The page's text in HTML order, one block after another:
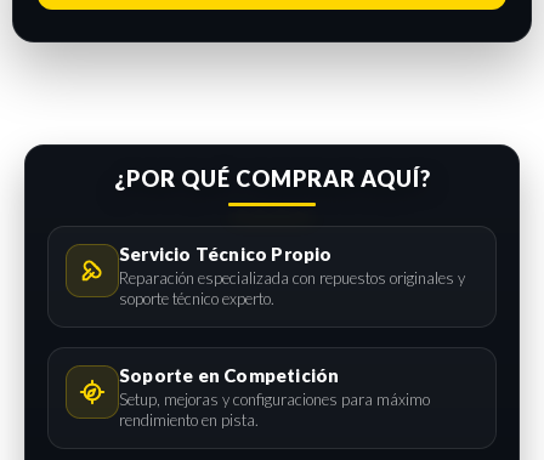
¿POR QUÉ COMPRAR AQUÍ?
Servicio Técnico Propio
Reparación especializada con repuestos originales y
soporte técnico experto.
Soporte en Competición
Setup, mejoras y configuraciones para máximo
rendimiento en pista.